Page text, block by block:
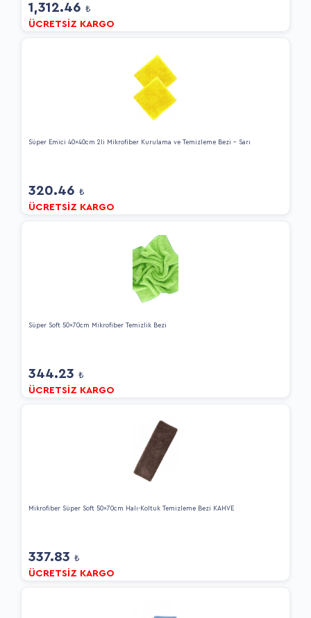
1,312.46 ₺
ÜCRETSİZ KARGO
Süper Emici 40x40cm 2li Mikrofiber Kurulama ve Temizleme Bezi - Sarı
320.46 ₺
ÜCRETSİZ KARGO
Süper Soft 50x70cm Mikrofiber Temizlik Bezi
344.23 ₺
ÜCRETSİZ KARGO
Mikrofiber Süper Soft 50x70cm Halı-Koltuk Temizleme Bezi KAHVE
337.83 ₺
ÜCRETSİZ KARGO